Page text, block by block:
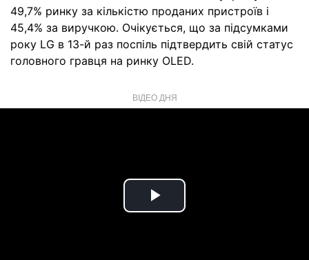
49,7% ринку за кількістю проданих пристроїв і
45,4% за виручкою. Очікується, що за підсумками
року LG в 13-й раз поспіль підтвердить свій статус
головного гравця на ринку OLED.
ВІДЕО ДНЯ
Play